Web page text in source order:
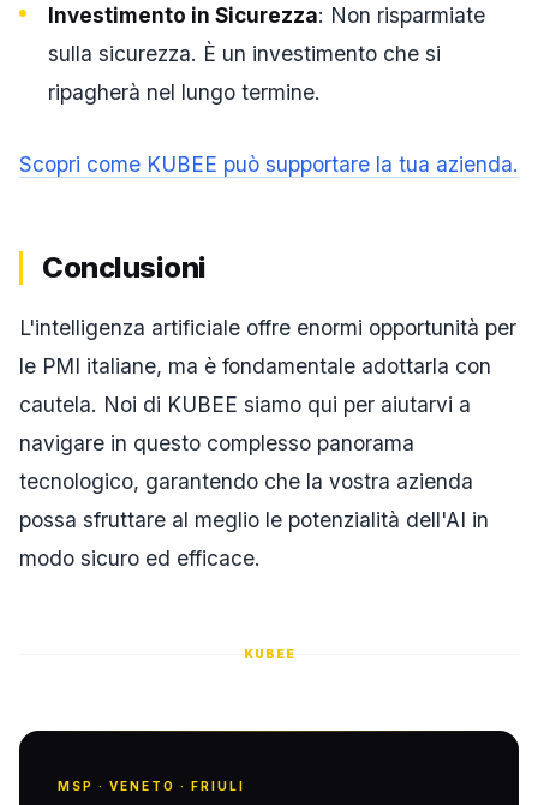
Investimento in Sicurezza: Non risparmiate
sulla sicurezza. È un investimento che si
ripagherà nel lungo termine.
Scopri come KUBEE può supportare la tua azienda.
Conclusioni
L'intelligenza artificiale offre enormi opportunità per
le PMI italiane, ma è fondamentale adottarla con
cautela. Noi di KUBEE siamo qui per aiutarvi a
navigare in questo complesso panorama
tecnologico, garantendo che la vostra azienda
possa sfruttare al meglio le potenzialità dell'AI in
modo sicuro ed efficace.
KUBEE
MSP · VENETO · FRIULI